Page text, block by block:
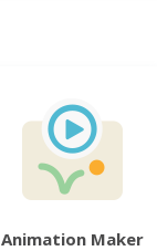
Animation Maker